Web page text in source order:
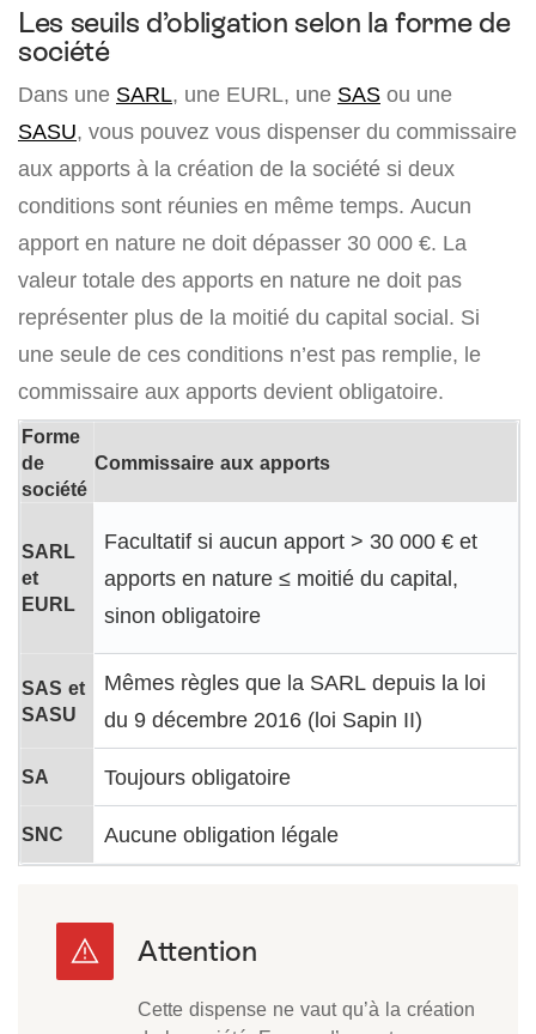
Les seuils d’obligation selon la forme de
société
Dans une SARL, une EURL, une SAS ou une
SASU, vous pouvez vous dispenser du commissaire
aux apports à la création de la société si deux
conditions sont réunies en même temps. Aucun
apport en nature ne doit dépasser 30 000 €. La
valeur totale des apports en nature ne doit pas
représenter plus de la moitié du capital social. Si
une seule de ces conditions n’est pas remplie, le
commissaire aux apports devient obligatoire.
Forme
de
société
Commissaire aux apports
SARL
et
EURL
Facultatif si aucun apport > 30 000 € et
apports en nature ≤ moitié du capital,
sinon obligatoire
SAS et
SASU
Mêmes règles que la SARL depuis la loi
du 9 décembre 2016 (loi Sapin II)
SA Toujours obligatoire
SNC Aucune obligation légale
Cette dispense ne vaut qu’à la création